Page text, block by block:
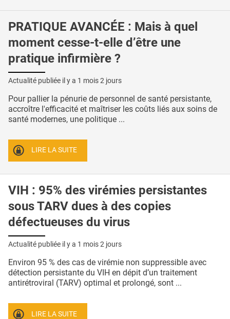
PRATIQUE AVANCÉE : Mais à quel
moment cesse-t-elle d’être une
pratique infirmière ?
Actualité publiée il y a 1 mois 2 jours
Pour pallier la pénurie de personnel de santé persistante,
accroître l'efficacité et maîtriser les coûts liés aux soins de
santé modernes, une politique ...
LIRE LA SUITE
VIH : 95% des virémies persistantes
sous TARV dues à des copies
défectueuses du virus
Actualité publiée il y a 1 mois 2 jours
Environ 95 % des cas de virémie non suppressible avec
détection persistante du VIH en dépit d’un traitement
antirétroviral (TARV) optimal et prolongé, sont ...
LIRE LA SUITE